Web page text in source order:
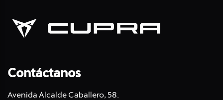
Contáctanos
Avenida Alcalde Caballero, 58.